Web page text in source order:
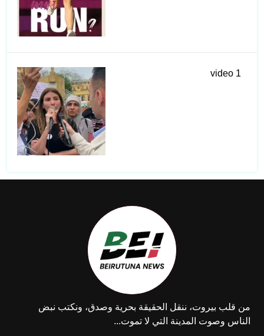
حريق كبيرفي محيط كوثرية
السياد والأهالي يناشدون
من قلب بيروت، ننقل الحقيقة بحرية وصدق، ونكتب نبض
الناس وصوت المدينة التي لا تموت...